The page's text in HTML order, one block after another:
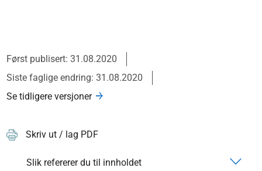
Først publisert: 31.08.2020
Siste faglige endring: 31.08.2020
Se tidligere versjoner
Skriv ut / lag PDF
Slik refererer du til innholdet